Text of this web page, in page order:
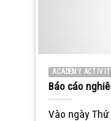
ACADEMY
Báo cáo
Vào ngày